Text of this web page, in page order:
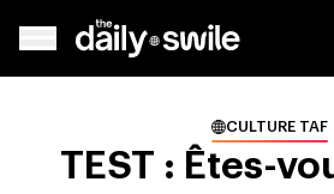
CULTURE TAF
TEST : Êtes-